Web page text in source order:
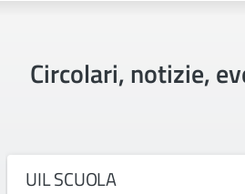
Circolari, notizie,
UIL SCUOLA